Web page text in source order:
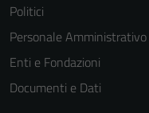
Politici
Personale Amministrativo
Enti e Fondazioni
Documenti e Dati